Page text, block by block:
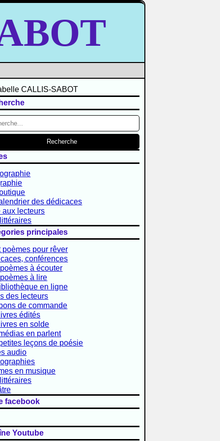
des dédicaces
aux lecteurs
principales
poèmes pour rêver
conférences
à écouter
à lire
en ligne
des lecteurs
de commande
édités
en solde
en parlent
leçons de poésie
audio
en musique
facebook
Youtube